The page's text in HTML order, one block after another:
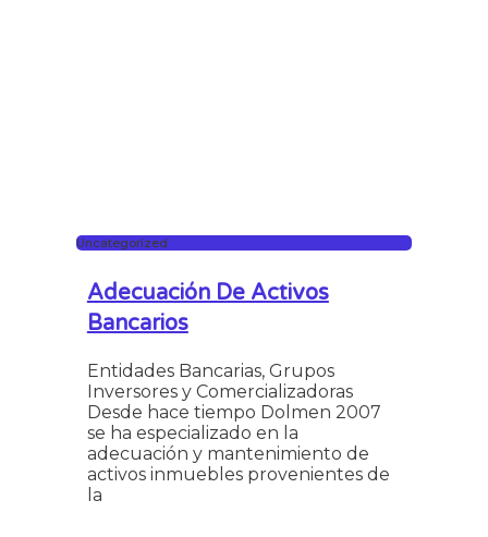
Uncategorized
Adecuación De Activos
Bancarios
Entidades Bancarias, Grupos
Inversores y Comercializadoras
Desde hace tiempo Dolmen 2007
se ha especializado en la
adecuación y mantenimiento de
activos inmuebles provenientes de
la